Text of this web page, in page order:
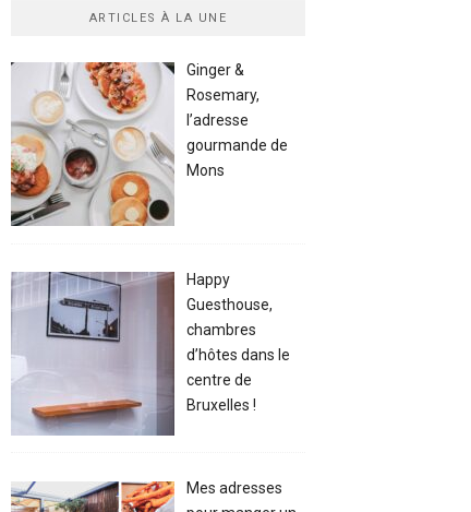
ARTICLES À LA UNE
Ginger &
Rosemary,
l’adresse
gourmande de
Mons
Happy
Guesthouse,
chambres
d’hôtes dans le
centre de
Bruxelles !
Mes adresses